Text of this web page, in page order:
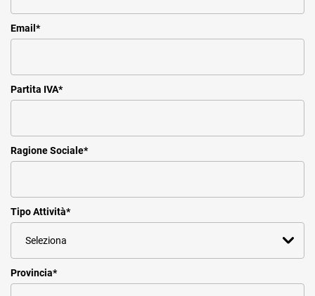
Email*
Partita IVA*
Ragione Sociale*
Tipo Attività*
Provincia*